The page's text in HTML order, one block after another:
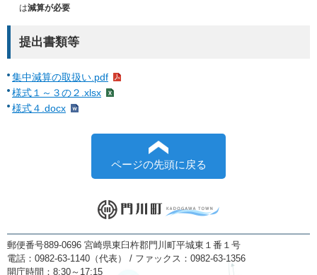
は減算が必要
提出書類等
集中減算の取扱い.pdf
様式１～３の２.xlsx
様式４.docx
ページの先頭に戻る
郵便番号889-0696 宮崎県東臼杵郡門川町平城東１番１号
電話：0982-63-1140（代表） / ファックス：0982-63-1356
開庁時間：8:30～17:15